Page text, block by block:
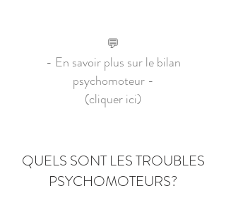
💬
- En savoir plus sur le bilan
psychomoteur -
(cliquer ici)
QUELS SONT LES TROUBLES
PSYCHOMOTEURS?